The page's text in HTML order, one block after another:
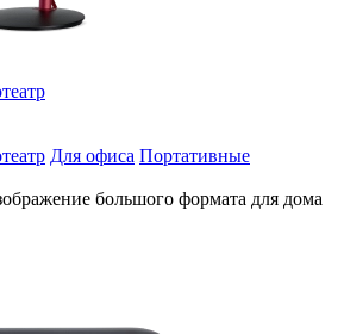
Для офиса Портативные
большого формата для дома